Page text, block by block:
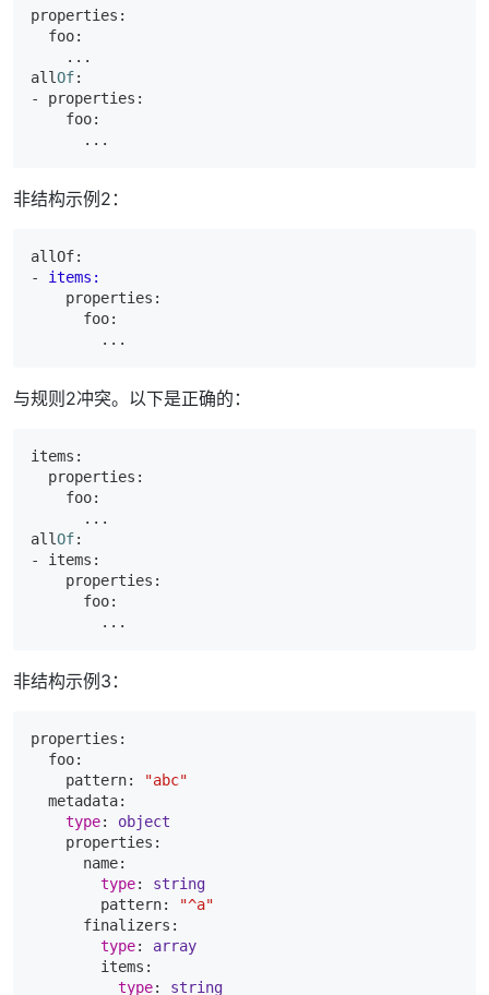
properties:
  foo:
    ...
allOf
- properties:
    foo:
非结构示例2：
allOf:
-
items:
    properties:
      foo:
与规则2冲突。以下是正确的：
items:
  properties:
    foo:
      ...
allOf
- items:
    properties:
      foo:
非结构示例3：
properties:
  foo:
    pattern:
"abc"
  metadata:
type: object
    properties:
      name:
type: string
        pattern:
"^a"
      finalizers:
type: array
        items:
type: string